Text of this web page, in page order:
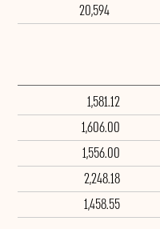
20,594
1,581.12
1,606.00
1,556.00
2,248.18
1,458.55